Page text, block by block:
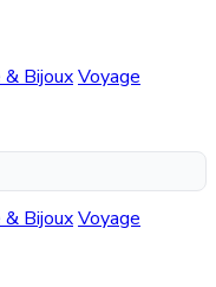
& BijouxVoyage
& BijouxVoyage